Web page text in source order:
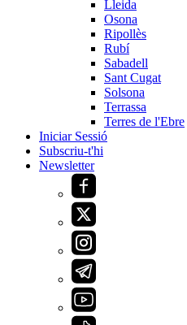
Lleida
Osona
Ripollès
Rubí
Sabadell
Sant Cugat
Solsona
Terrassa
Terres de l'Ebre
Iniciar Sessió
Subscriu-t'hi
Newsletter